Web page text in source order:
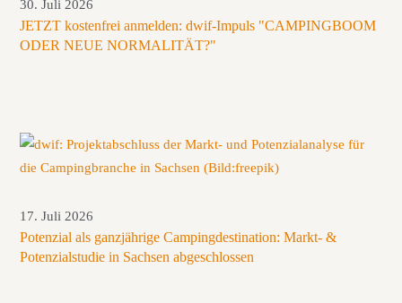
30. Juli 2026
JETZT kostenfrei anmelden: dwif-Impuls "CAMPINGBOOM
ODER NEUE NORMALITÄT?"
17. Juli 2026
Potenzial als ganzjährige Campingdestination: Markt- &
Potenzialstudie in Sachsen abgeschlossen